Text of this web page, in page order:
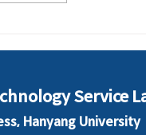
에…“고등평생교육
Service
Hanyang University